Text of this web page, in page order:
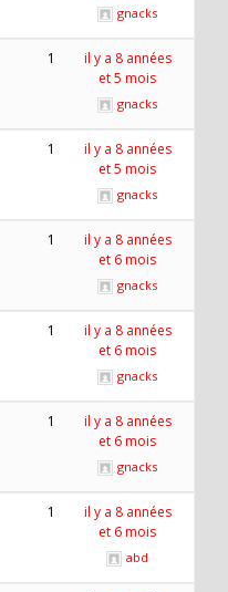
gnacks
1
il y a 8 années
et 5 mois
gnacks
1
il y a 8 années
et 5 mois
gnacks
1
il y a 8 années
et 6 mois
gnacks
1
il y a 8 années
et 6 mois
gnacks
1
il y a 8 années
et 6 mois
gnacks
1
il y a 8 années
et 6 mois
abd